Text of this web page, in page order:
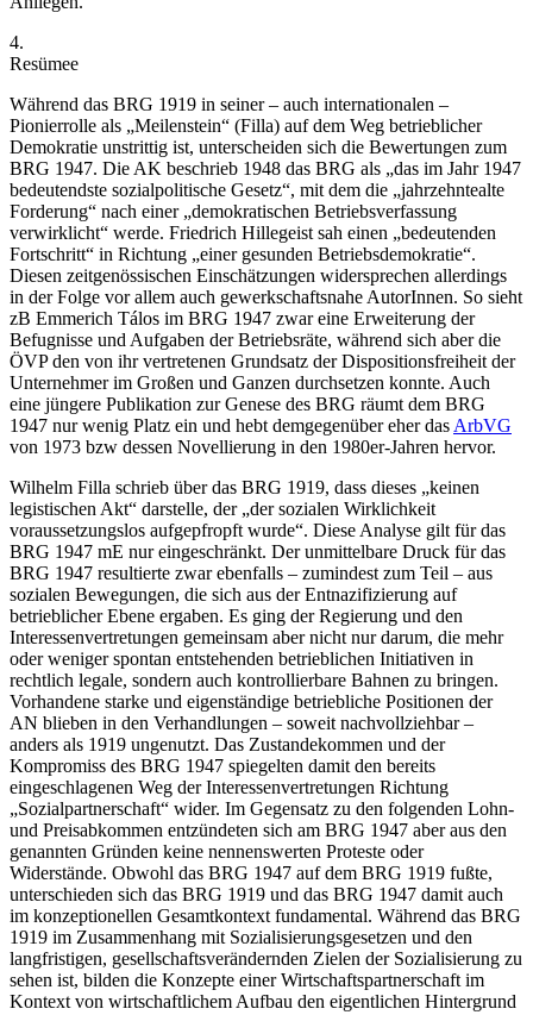
4.
Resümee
Während das BRG 1919 in seiner – auch internationalen –
Pionierrolle als „Meilenstein“ (Filla) auf dem Weg betrieblicher
Demokratie unstrittig ist, unterscheiden sich die Bewertungen zum
BRG 1947. Die AK beschrieb 1948 das BRG als „das im Jahr 1947
bedeutendste sozialpolitische Gesetz“, mit dem die „jahrzehntealte
Forderung“ nach einer „demokratischen Betriebsverfassung
verwirklicht“ werde. Friedrich Hillegeist sah einen „bedeutenden
Fortschritt“ in Richtung „einer gesunden Betriebsdemokratie“.
Diesen zeitgenössischen Einschätzungen widersprechen allerdings
in der Folge vor allem auch gewerkschaftsnahe AutorInnen. So sieht
zB Emmerich Tálos im BRG 1947 zwar eine Erweiterung der
Befugnisse und Aufgaben der Betriebsräte, während sich aber die
ÖVP den von ihr vertretenen Grundsatz der Dispositionsfreiheit der
Unternehmer im Großen und Ganzen durchsetzen konnte. Auch
eine jüngere Publikation zur Genese des BRG räumt dem BRG
1947 nur wenig Platz ein und hebt demgegenüber eher das ArbVG
von 1973 bzw dessen Novellierung in den 1980er-Jahren hervor.
Wilhelm Filla schrieb über das BRG 1919, dass dieses „keinen
legistischen Akt“ darstelle, der „der sozialen Wirklichkeit
voraussetzungslos aufgepfropft wurde“. Diese Analyse gilt für das
BRG 1947 mE nur eingeschränkt. Der unmittelbare Druck für das
BRG 1947 resultierte zwar ebenfalls – zumindest zum Teil – aus
sozialen Bewegungen, die sich aus der Entnazifizierung auf
betrieblicher Ebene ergaben. Es ging der Regierung und den
Interessenvertretungen gemeinsam aber nicht nur darum, die mehr
oder weniger spontan entstehenden betrieblichen Initiativen in
rechtlich legale, sondern auch kontrollierbare Bahnen zu bringen.
Vorhandene starke und eigenständige betriebliche Positionen der
AN blieben in den Verhandlungen – soweit nachvollziehbar –
anders als 1919 ungenutzt. Das Zustandekommen und der
Kompromiss des BRG 1947 spiegelten damit den bereits
eingeschlagenen Weg der Interessenvertretungen Richtung
„Sozialpartnerschaft“ wider. Im Gegensatz zu den folgenden Lohn-
und Preisabkommen entzündeten sich am BRG 1947 aber aus den
genannten Gründen keine nennenswerten Proteste oder
Widerstände. Obwohl das BRG 1947 auf dem BRG 1919 fußte,
unterschieden sich das BRG 1919 und das BRG 1947 damit auch
im konzeptionellen Gesamtkontext fundamental. Während das BRG
1919 im Zusammenhang mit Sozialisierungsgesetzen und den
langfristigen, gesellschaftsverändernden Zielen der Sozialisierung zu
sehen ist, bilden die Konzepte einer Wirtschaftspartnerschaft im
Kontext von wirtschaftlichem Aufbau den eigentlichen Hintergrund